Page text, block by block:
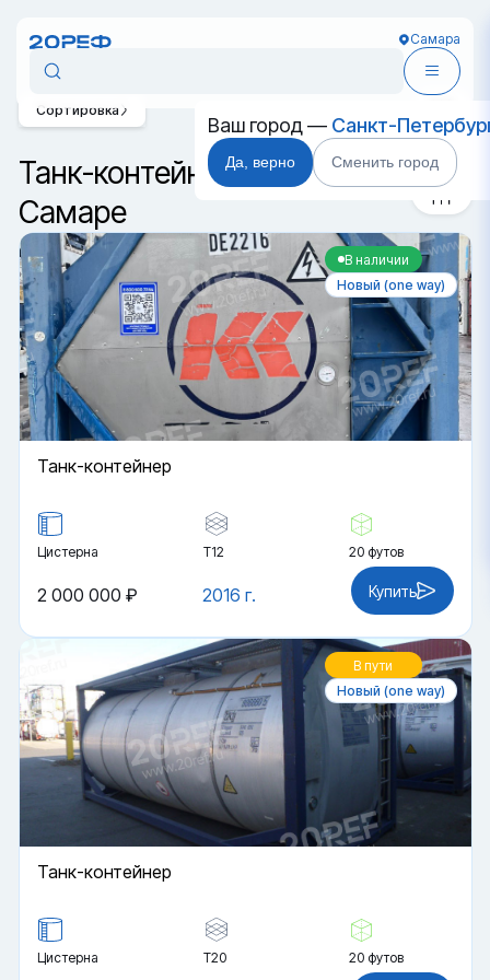
Самара
Ваш город — Санкт-
Да, верно Сменить город
Танк-контейнеры DC в
Самаре
Сортировка
В наличии
Новый (one way)
Танк-контейнер
Цистерна Т12 20 футов
2016 г.
2 000 000 ₽ Купить
В пути
Новый (one way)
Танк-контейнер
Цистерна Т20 20 футов